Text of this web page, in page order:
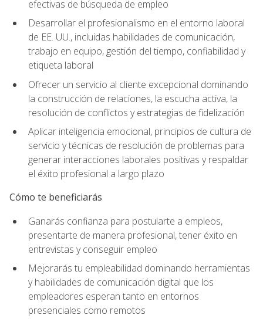
efectivas de búsqueda de empleo
Desarrollar el profesionalismo en el entorno laboral
de EE. UU., incluidas habilidades de comunicación,
trabajo en equipo, gestión del tiempo, confiabilidad y
etiqueta laboral
Ofrecer un servicio al cliente excepcional dominando
la construcción de relaciones, la escucha activa, la
resolución de conflictos y estrategias de fidelización
Aplicar inteligencia emocional, principios de cultura de
servicio y técnicas de resolución de problemas para
generar interacciones laborales positivas y respaldar
el éxito profesional a largo plazo
Cómo te beneficiarás
Ganarás confianza para postularte a empleos,
presentarte de manera profesional, tener éxito en
entrevistas y conseguir empleo
Mejorarás tu empleabilidad dominando herramientas
y habilidades de comunicación digital que los
empleadores esperan tanto en entornos
presenciales como remotos